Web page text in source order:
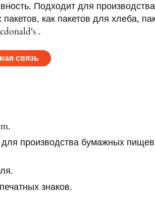
Подходит для производства
как пакетов для хлеба,
.
связь
производства бумажных
знаков.